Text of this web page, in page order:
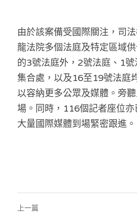
由於該案備受國際關注，司
龍法院多個法庭及特定區域
的3號法庭外，2號法庭、1
集合處，以及16至19號法庭
以容納更多公眾及媒體。旁
場。同時，116個記者座位亦
大量國際媒體到場緊密跟進。
上一篇